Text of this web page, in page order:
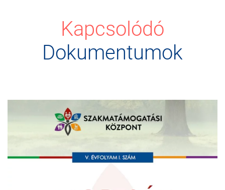
Kapcsolódó
Dokumentumok